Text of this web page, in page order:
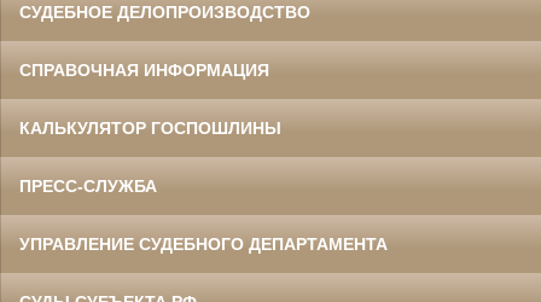
СУДЕБНОЕ ДЕЛОПРОИЗВОДСТВО
СПРАВОЧНАЯ ИНФОРМАЦИЯ
КАЛЬКУЛЯТОР ГОСПОШЛИНЫ
ПРЕСС-СЛУЖБА
УПРАВЛЕНИЕ СУДЕБНОГО ДЕПАРТАМЕНТА